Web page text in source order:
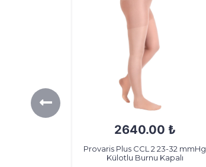
2640.00 ₺
Provaris Plus CCL 2 23-32 mmHg
Külotlu Burnu Kapalı